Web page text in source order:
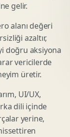
Banner Tasarimi
Reklam Kreatifi
Reklam Tasarimi
Reklam Tasarimi
Reklam Gorseli
Banner Tasarimi
gelir.
alanı değeri
azaltır,
doğru aksiyona
vericilerde
üretir.
UI/UX,
dili içinde
yerine,